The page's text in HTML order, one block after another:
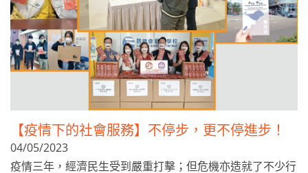
【疫情下的社會服務】不停步，更不停進步！
04/05/2023
疫情三年，經濟民生受到嚴重打擊；但危機亦造就了不少行